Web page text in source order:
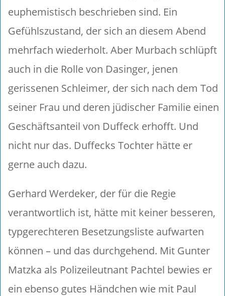
euphemistisch beschrieben sind. Ein
Gefühlszustand, der sich an diesem Abend
mehrfach wiederholt. Aber Murbach schlüpft
auch in die Rolle von Dasinger, jenen
gerissenen Schleimer, der sich nach dem Tod
seiner Frau und deren jüdischer Familie einen
Geschäftsanteil von Duffeck erhofft. Und
nicht nur das. Duffecks Tochter hätte er
gerne auch dazu.
Gerhard Werdeker, der für die Regie
verantwortlich ist, hätte mit keiner besseren,
typgerechteren Besetzungsliste aufwarten
können – und das durchgehend. Mit Gunter
Matzka als Polizeileutnant Pachtel bewies er
ein ebenso gutes Händchen wie mit Paul